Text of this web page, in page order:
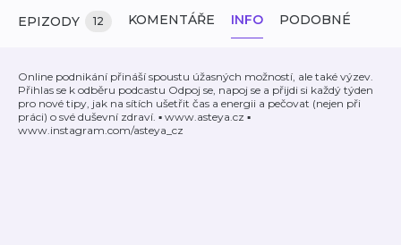
EPIZODY 12 KOMENTÁŘE INFO PODOBNÉ
Online podnikání přináší spoustu úžasných možností, ale také výzev.
Přihlas se k odběru podcastu Odpoj se, napoj se a přijdi si každý týden
pro nové tipy, jak na sítích ušetřit čas a energii a pečovat (nejen při
práci) o své duševní zdraví. ▪︎ www.asteya.cz ▪︎
www.instagram.com/asteya_cz